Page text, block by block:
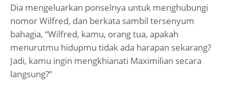
Dia mengeluarkan ponselnya untuk menghubungi
nomor Wilfred, dan berkata sambil tersenyum
bahagia, “Wilfred, kamu, orang tua, apakah
menurutmu hidupmu tidak ada harapan sekarang?
Jadi, kamu ingin mengkhianati Maximilian secara
langsung?”